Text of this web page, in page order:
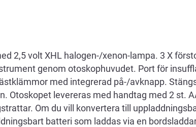
2,5 volt XHL halogen-/xenon-lampa. 3 X
genom otoskophuvudet. Port för
med integrerad på-/avknapp.
Otoskopet levereras med handtag med 2 st.
Om du vill konvertera till
batteri som laddas via en